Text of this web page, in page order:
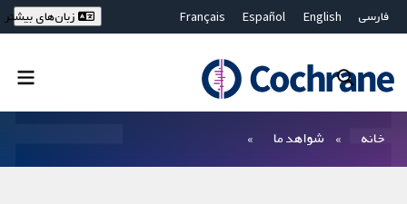
فارسی English
Español
Français
Bahasa Malaysia
ไทย
繁體中文
زبان‌های بیشتر
خانه شواهد ما